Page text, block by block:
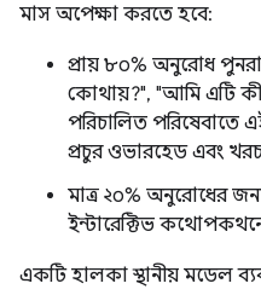
মাস অপেক্ষা করতে হবে:
প্রায় ৮০% অনুরোধ
কোথায়?", "আমি এটি
পরিচালিত
প্রচুর ওভারহেড এবং
মাত্র ২০% অনুরোধের
ইন্টারেক্টিভ
একটি হালকা স্থানীয় মডেল